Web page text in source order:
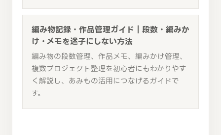
編み物記録・作品管理ガイド｜段数・編みか
け・メモを迷子にしない方法
編み物の段数管理、作品メモ、編みかけ管理、
複数プロジェクト整理を初心者にもわかりやす
く解説し、あみもの活用につなげるガイドで
す。